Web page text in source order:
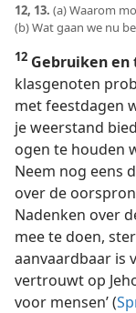
12, 13. (a) Waarom
(b) Wat gaan we nu
12 Gebruiken
klasgenoten
met feestdagen
je weerstand
ogen te houden
Neem nog eens
over de
Nadenken over
mee te doen,
aanvaardbaar is
vertrouwt op
voor mensen’ (